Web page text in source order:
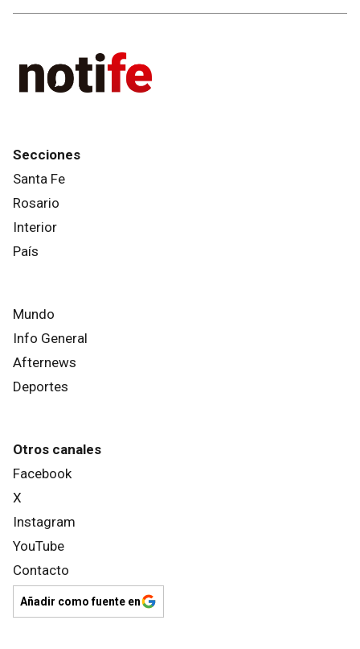
Secciones
Santa Fe
Rosario
Interior
País
Mundo
Info General
Afternews
Deportes
Otros canales
Facebook
X
Instagram
YouTube
Contacto
Añadir como fuente en